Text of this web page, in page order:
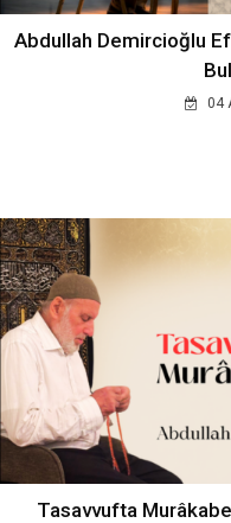
Abdullah Demircioğlu
04
Tasavvufta